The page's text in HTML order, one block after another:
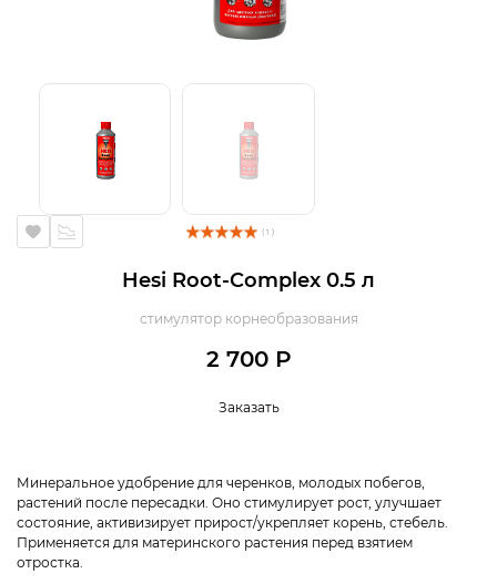
( 1 )
Hesi Root-Complex 0.5 л
стимулятор корнеобразования
2 700 Р
Заказать
Минеральное удобрение для черенков, молодых побегов,
растений после пересадки. Оно стимулирует рост, улучшает
состояние, активизирует прирост/укрепляет корень, стебель.
Применяется для материнского растения перед взятием
отростка.